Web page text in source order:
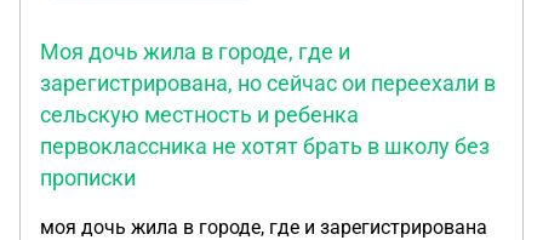
Моя дочь жила в городе, где и
зарегистрирована, но сейчас ои переехали в
сельскую местность и ребенка
первоклассника не хотят брать в школу без
прописки
моя дочь жила в городе, где и зарегистрирована